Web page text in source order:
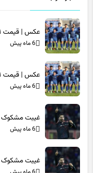
عکس | قیمت ۲۱ میلیون تومانی برای بلیت بازی استقلال!
6 ماه پیش
عکس | قیمت ۲۱ میلیون تومانی برای بلیت بازی استقلال!
6 ماه پیش
غیبت مشکوک
6 ماه پیش
غیبت مشکوک